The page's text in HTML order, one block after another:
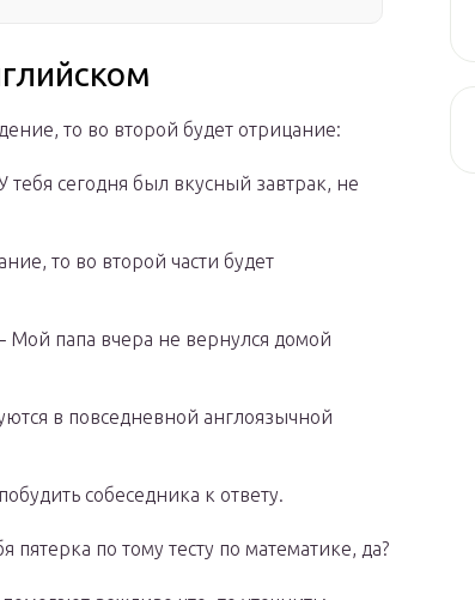
то во второй будет отрицание:
тебя сегодня был вкусный завтрак, не
то во второй части будет
Мой папа вчера не вернулся домой
в повседневной англоязычной
собеседника к ответу.
пятерка по тому тесту по математике, да?